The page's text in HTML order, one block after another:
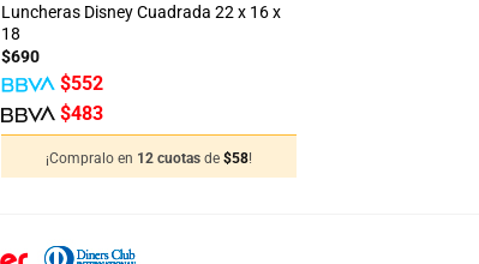
Luncheras Disney Cuadrada 22 x 16 x
18
$690
$552
$483
¡Compralo en 12 cuotas de $58!